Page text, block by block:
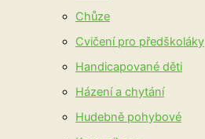
Chůze
Cvičení pro předškoláky
Handicapované děti
Házení a chytání
Hudebně pohybové